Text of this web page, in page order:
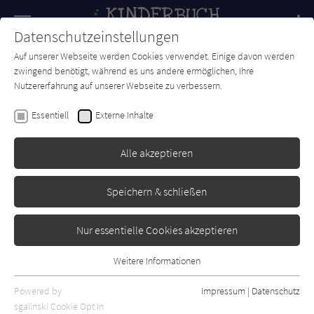
SUCHE Forum Charts Newsletter
Sonja Meierjürgen
Standard
Alle Altersgruppen anzeigen
Datenschutzeinstellungen
Auf unserer Webseite werden Cookies verwendet. Einige davon werden
zwingend benötigt, während es uns andere ermöglichen, Ihre
Nutzererfahrung auf unserer Webseite zu verbessern.
Essentiell Externe Inhalte
Alle akzeptieren
Speichern & schließen
Nur essentielle Cookies akzeptieren
Essentielle Cookies werden für grundlegende Funktionen der
Webseite benötigt. Dadurch ist gewährleistet, dass die Webseite
Weitere Informationen
Powered by
sgalinski Cookie Opt In
Impressum | Datenschutz